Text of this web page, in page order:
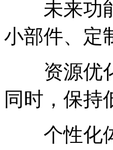
未来功能
小部件、定
资源优化
同时，保持
个性化体